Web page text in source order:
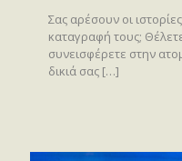
Σας αρέσουν οι
καταγραφή τους;
συνεισφέρετε στην
δικιά σας […]